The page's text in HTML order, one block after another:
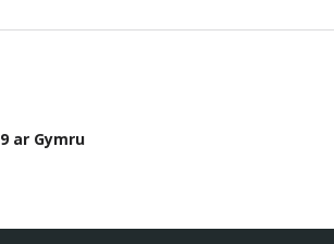
ar Gymru